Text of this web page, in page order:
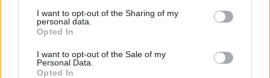
I want to opt-out of the Sharing of my
personal data.
Opted In
I want to opt-out of the Sale of my
Personal Data.
Opted In